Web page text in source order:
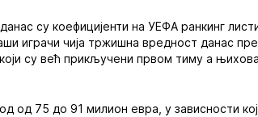
су коефицијенти на УЕФА ранкинг
играчи чија тржишна вредност данас
су већ прикључени првом тиму а њихова
од 75 до 91 милион евра, у зависности